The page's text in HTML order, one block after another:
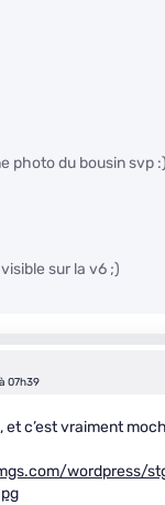
photo du bousin svp
sur la v6 ;)
07h39
et c’est vraiment
wordpress/